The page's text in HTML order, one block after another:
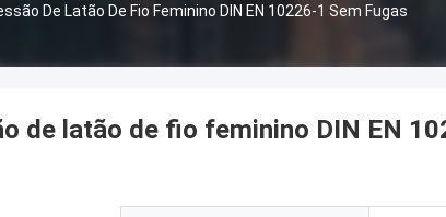
De Latão De Fio Feminino DIN EN 10226-1 Sem Fugas
de latão de fio feminino DIN EN